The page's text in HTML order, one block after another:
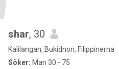
shar, 30
Kalilangan, Bukidnon, Filippinerna
Söker: Man 30 - 75